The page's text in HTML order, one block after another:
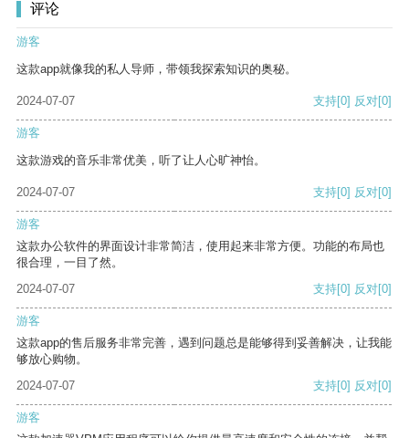
评论
游客
这款app就像我的私人导师，带领我探索知识的奥秘。
2024-07-07 支持[0] 反对[0]
游客
这款游戏的音乐非常优美，听了让人心旷神怡。
2024-07-07 支持[0] 反对[0]
游客
这款办公软件的界面设计非常简洁，使用起来非常方便。功能的布局也
很合理，一目了然。
2024-07-07
支持[0] 反对[0]
游客
这款app的售后服务非常完善，遇到问题总是能够得到妥善解决，让我能
够放心购物。
2024-07-07
支持[0] 反对[0]
游客